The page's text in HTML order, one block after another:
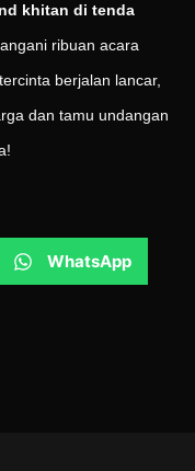
khitan di tenda
ribuan acara
berjalan lancar,
dan tamu undangan
WhatsApp